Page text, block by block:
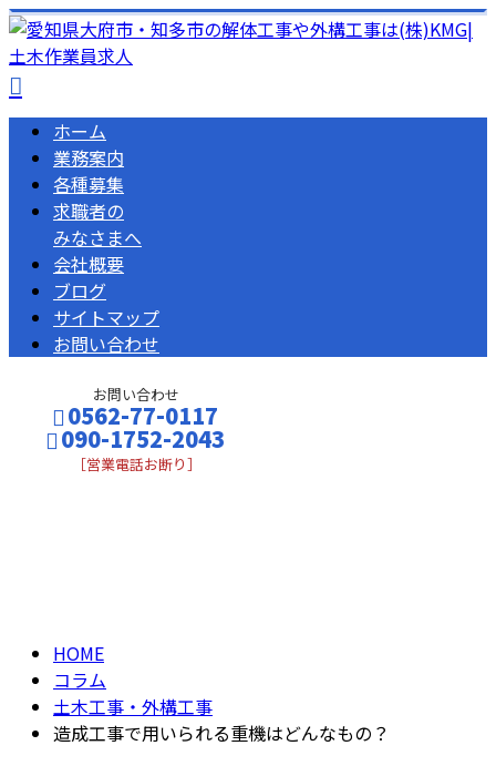
ホーム
業務案内
各種募集
求職者の
みなさまへ
会社概要
ブログ
サイトマップ
お問い合わせ
お問い合わせ
0562-77-0117
090-1752-2043
［営業電話お断り］
HOME
コラム
土木工事・外構工事
造成工事で用いられる重機はどんなもの？